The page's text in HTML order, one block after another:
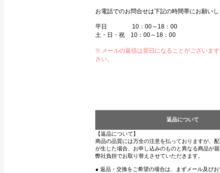
お電話でのお問合せは下記の時間帯にお願い
平日 10：00～18：00
土・日・祝 10：00～18：00
※ メールの返信は翌日になることがございま
さい。
返品について
【返品について】
商品の品質には万全の注意を払っておりますが、
が生じた場合、お申し込みのものと異なる商品が
弊社負担でお取り替えさせていただきます。
● 返品・交換をご希望の場合は、まずメール及び